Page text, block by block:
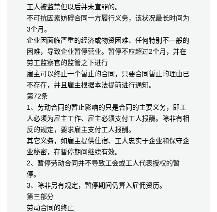
工人被监禁但以后并未宣罪的。
不可抗因素妨碍合同一方履行义务，该状况最长时间为
3个月。
企业因面临严重的经济或物资困难、任何特别不一般的
困难，导致企业暂停营业。暂停不应超过2个月，并在
劳工监察官的监管之下进行
雇主可以终止一个暂止的合同，只要合同暂止的理由已
不存在，并且雇主根据本法提前进行通知。
第72条
1、劳动合同的暂止影响的只是合同的主要义务，即工
人必须为雇主工作、雇主必须支付工人报酬。除非有相
反的规定，要求雇主支付工人报酬。
其它义务，如雇主提供住宿、工人忠实于企业和保守企
业秘密，在暂停期间继续有效。
2、暂停劳动合同并不导致工会或工人代表授权的暂
停。
3、除非另有规定，暂停期间仍算入雇佣资历。
第三部分
劳动合同的终止